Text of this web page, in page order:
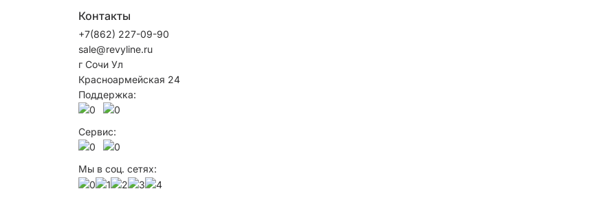
Контакты
+7(862) 227-09-90
sale@revyline.ru
г Сочи Ул
Красноармейская 24
Поддержка:
Сервис:
Мы в соц. сетях: